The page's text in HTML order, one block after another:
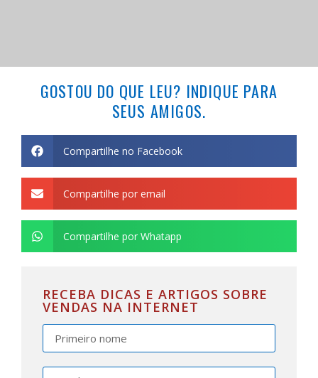
GOSTOU DO QUE LEU? INDIQUE PARA
SEUS AMIGOS.
Compartilhe no Facebook
Compartilhe por email
Compartilhe por Whatapp
RECEBA DICAS E ARTIGOS SOBRE
VENDAS NA INTERNET